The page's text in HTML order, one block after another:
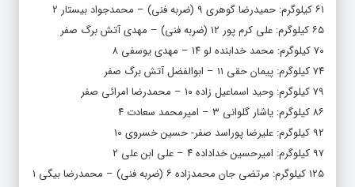
۶۱ کیلوگرم: حمیدرضا گوهری ۹ (ضربه فنی) – محمدجواد بیستار ۲
۶۵ کیلوگرم: علی کرم پور ۱۲ (ضربه فنی) – مهدی آتش برگ صفر
۷۰ کیلوگرم: محمد خدابنده لو ۱۴ – مهدی یوسفی ۸
۷۴ کیلوگرم: پیمان حقی ۱۱ – ابوالفضل آتش برگ صفر
۷۹ کیلوگرم: وحید اسماعیل زاده ۱۰ – محمدرضا امرائی صفر
۸۶ کیلوگرم: یاشار گلوانی ۳ – امیرمحمد سعادت ۴
۹۲ کیلوگرم: علیرضا پوراسد صفر- حسین خسروی ۱۰
۹۷ کیلوگرم: امیرحسین خداداده ۴ – علی ابن علی ۲
۱۲۵ کیلوگرم: مرتضی جان محمدزاده ۶ (ضربه فنی) – محمدرضا بیگی ۱